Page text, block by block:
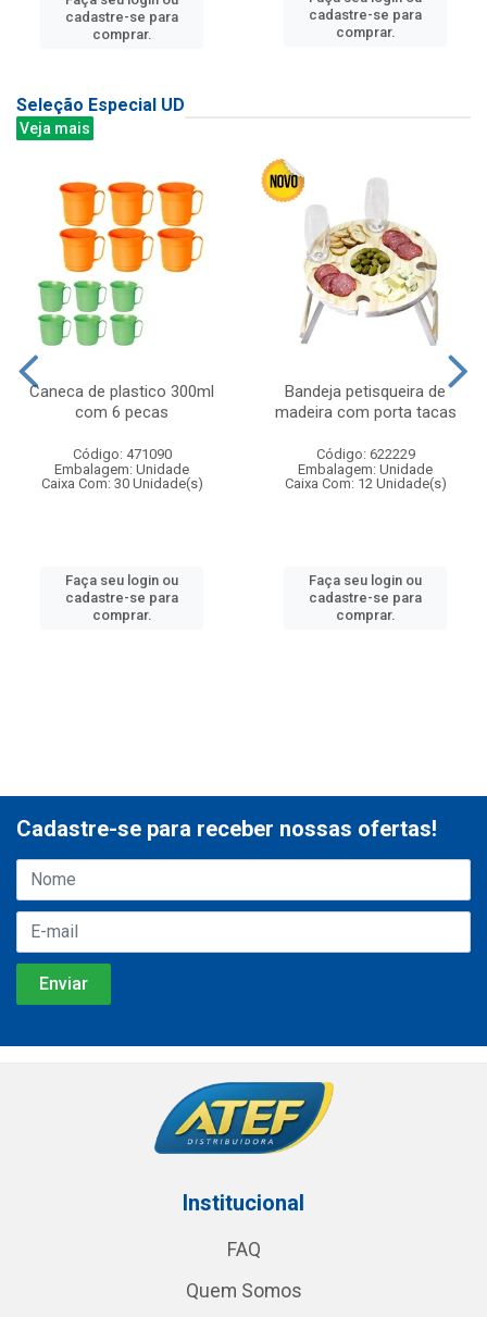
cadastre-se para
comprar.
cadastre-se para
comprar.
Seleção Especial UD
Veja mais
Caneca de plastico 300ml
com 6 pecas
Código: 471090
Embalagem: Unidade
Caixa Com: 30 Unidade(s)
Faça seu login ou
cadastre-se para
comprar.
Bandeja petisqueira de
madeira com porta tacas
Código: 622229
Embalagem: Unidade
Caixa Com: 12 Unidade(s)
Faça seu login ou
cadastre-se para
comprar.
Cadastre-se para receber nossas ofertas!
Institucional
FAQ
Quem Somos